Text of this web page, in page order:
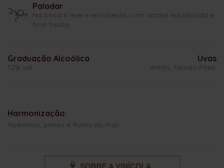
Paladar
Na boca é leve e envolvente, com acidez equilibrada e
final fresco.
Graduação Alcoólica
12% vol
Uvas
Arinto, Fernão Pires.
Harmonização:
Aperitivos, peixes e frutos do mar.